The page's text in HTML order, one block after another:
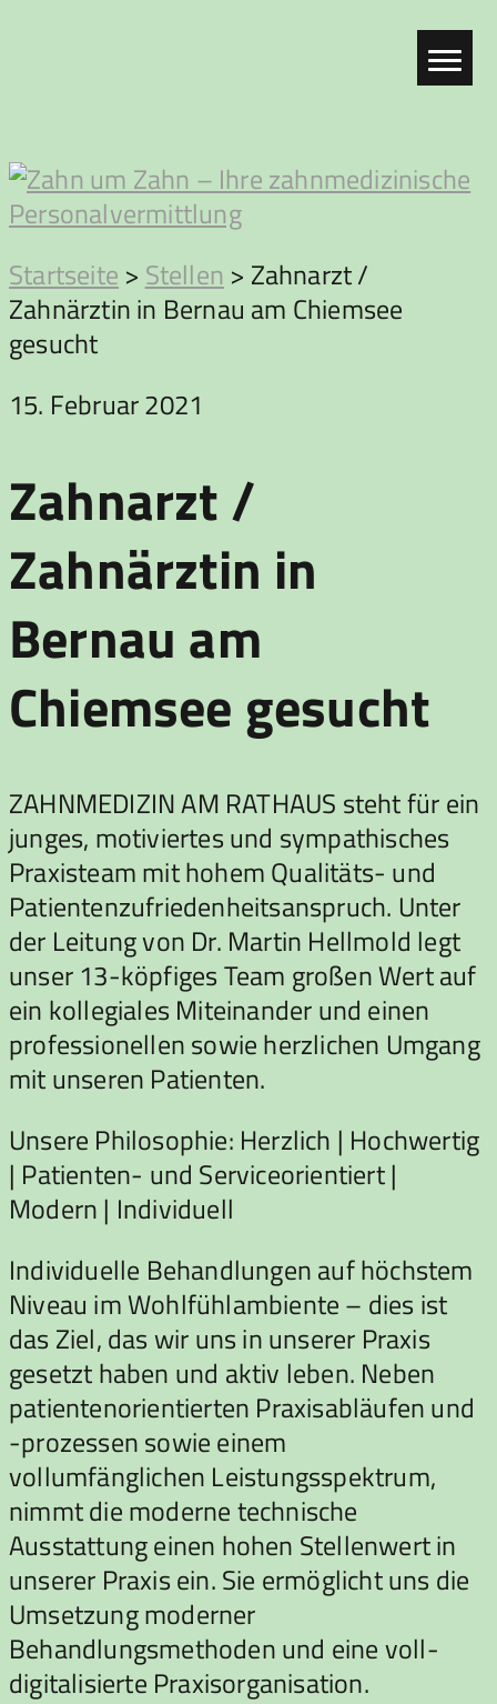
Zahn
um
Zahn
Startseite > Stellen > Zahnarzt /
Zahnärztin in Bernau am Chiemsee
gesucht
15. Februar 2021
Zahnarzt /
Zahnärztin in
Bernau am
Chiemsee gesucht
ZAHNMEDIZIN AM RATHAUS steht für ein
junges, motiviertes und sympathisches
Praxisteam mit hohem Qualitäts- und
Patientenzufriedenheitsanspruch. Unter
der Leitung von Dr. Martin Hellmold legt
unser 13-köpfiges Team großen Wert auf
ein kollegiales Miteinander und einen
professionellen sowie herzlichen Umgang
mit unseren Patienten.
Unsere Philosophie: Herzlich | Hochwertig
| Patienten- und Serviceorientiert |
Modern | Individuell
Individuelle Behandlungen auf höchstem
Niveau im Wohlfühlambiente – dies ist
das Ziel, das wir uns in unserer Praxis
gesetzt haben und aktiv leben. Neben
patientenorientierten Praxisabläufen und
-prozessen sowie einem
vollumfänglichen Leistungsspektrum,
nimmt die moderne technische
Ausstattung einen hohen Stellenwert in
unserer Praxis ein. Sie ermöglicht uns die
Umsetzung moderner
Behandlungsmethoden und eine voll-
digitalisierte Praxisorganisation.